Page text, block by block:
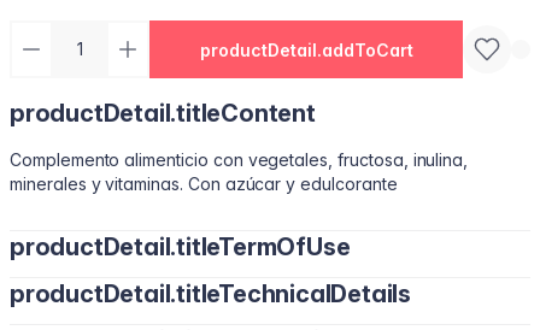
productDetail.addToCart
productDetail.titleContent
Complemento alimenticio con vegetales, fructosa, inulina,
minerales y vitaminas. Con azúcar y edulcorante
productDetail.titleTermOfUse
productDetail.titleTechnicalDetails